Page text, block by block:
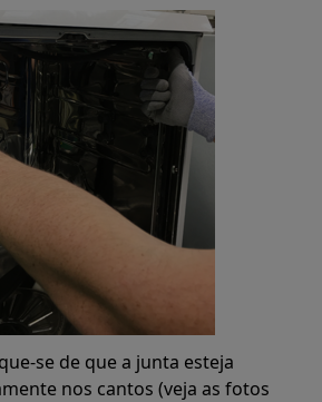
se de que a junta esteja
nos cantos (veja as fotos